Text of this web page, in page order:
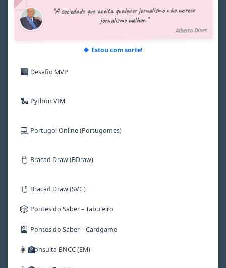
6
7
6
7
6
7
6
7
6
7
6
“A sociedade que aceita qualquer jornalismo não merece
jornalismo melhor.”
Alberto Dines
🍀 Estou com sorte!
🏢 Desafio MVP
🐍 Python VIM
💻 Portugol Online (Portugomes)
🖱️ Bracad Draw (BDraw)
🖱️ Bracad Draw (SVG)
🎲 Pontes do Saber – Tabuleiro
🎴 Pontes do Saber – Cardgame
👩‍🏫Consulta BNCC (EM)